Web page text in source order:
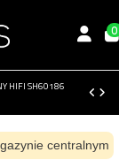
0
HIFI SH60186
centralnym